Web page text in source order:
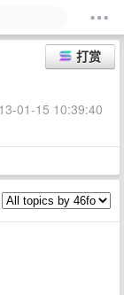
打赏
01-15 10:39:40